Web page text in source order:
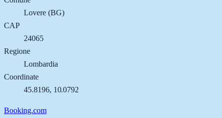
Lovere(BG)
CAP
24065
Regione
Lombardia
Coordinate
45.8196, 10.0792
Booking.com